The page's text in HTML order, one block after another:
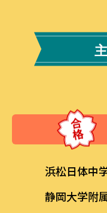
浜松日体中
静岡大学附